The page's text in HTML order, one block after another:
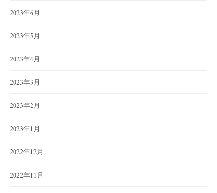
2023年6月
2023年5月
2023年4月
2023年3月
2023年2月
2023年1月
2022年12月
2022年11月